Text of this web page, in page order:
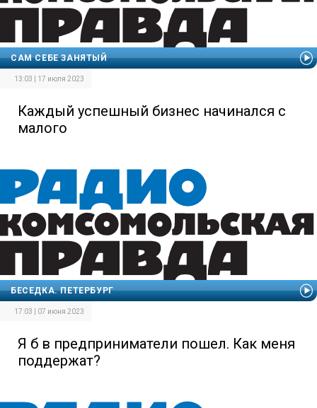
САМ СЕБЕ ЗАНЯТЫЙ
13:03 | 17 июля 2023
Каждый успешный бизнес начинался с
малого
БЕСЕДКА. ПЕТЕРБУРГ
17:03 | 07 июня 2023
Я б в предприниматели пошел. Как меня
поддержат?